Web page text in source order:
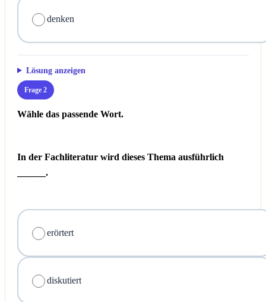
denken
Lösung anzeigen
Frage 2
Wähle das passende Wort.
In der Fachliteratur wird dieses Thema ausführlich
______.
erörtert
diskutiert